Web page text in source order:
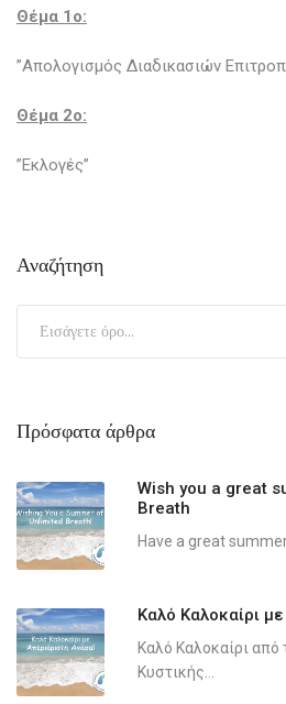
Θέμα 1ο:
”Απολογισμός Διαδικασιών
Θέμα 2ο:
”Εκλογές”
Αναζήτηση
Πρόσφατα άρθρα
Wish you a great
Breath
Have a great
Καλό Καλοκαίρι
Καλό Καλοκαίρι από
Κυστικής...